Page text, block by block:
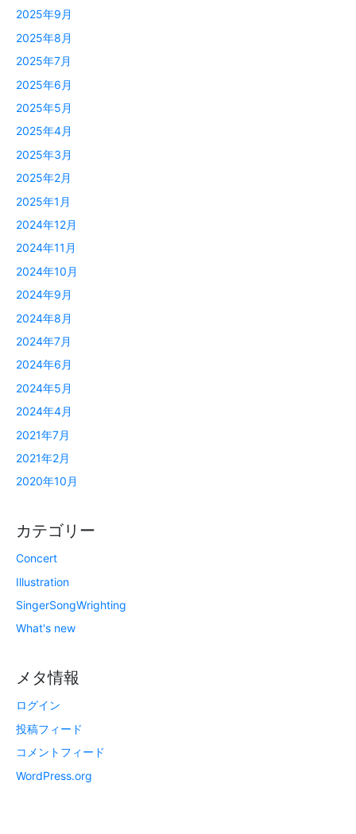
2025年9月
2025年8月
2025年7月
2025年6月
2025年5月
2025年4月
2025年3月
2025年2月
2025年1月
2024年12月
2024年11月
2024年10月
2024年9月
2024年8月
2024年7月
2024年6月
2024年5月
2024年4月
2021年7月
2021年2月
2020年10月
カテゴリー
Concert
Illustration
SingerSongWrighting
What's new
メタ情報
ログイン
投稿フィード
コメントフィード
WordPress.org